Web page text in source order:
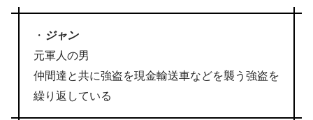
・ ジャン
元軍人の男
仲間達と共に強盗を現金輸送車などを襲う強盗を
繰り返している